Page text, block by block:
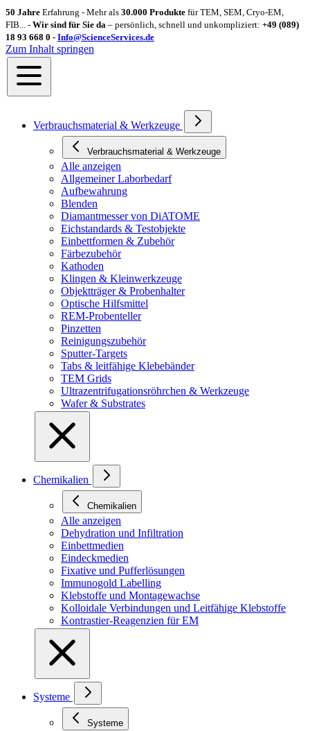
50 Jahre Erfahrung - Mehr als 30.000 Produkte für TEM, SEM, Cryo-EM,
FIB... - Wir sind für Sie da – persönlich, schnell und unkompliziert: +49 (089)
18 93 668 0 - Info@ScienceServices.de
Zum Inhalt springen
Verbrauchsmaterial & Werkzeuge
Verbrauchsmaterial & Werkzeuge
Alle anzeigen
Allgemeiner Laborbedarf
Aufbewahrung
Blenden
Diamantmesser von DiATOME
Eichstandards & Testobjekte
Einbettformen & Zubehör
Färbezubehör
Kathoden
Klingen & Kleinwerkzeuge
Objektträger & Probenhalter
Optische Hilfsmittel
REM-Probenteller
Pinzetten
Reinigungszubehör
Sputter-Targets
Tabs & leitfähige Klebebänder
TEM Grids
Ultrazentrifugationsröhrchen & Werkzeuge
Wafer & Substrates
Chemikalien
Chemikalien
Alle anzeigen
Dehydration und Infiltration
Einbettmedien
Eindeckmedien
Fixative und Pufferlösungen
Immunogold Labelling
Klebstoffe und Montagewachse
Kolloidale Verbindungen und Leitfähige Klebstoffe
Kontrastier-Reagenzien für EM
Systeme
Systeme